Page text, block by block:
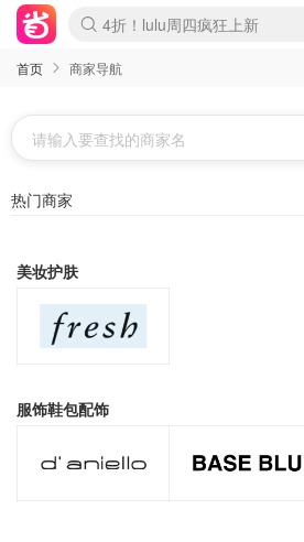
Boticinal 夏促开抢！
4折！lulu周四疯狂上新
速领！Stanley独家85折
Zalando 奥莱闪促！每日更新
首页 商家导航
热门商家
美妆护肤
服饰鞋包配饰